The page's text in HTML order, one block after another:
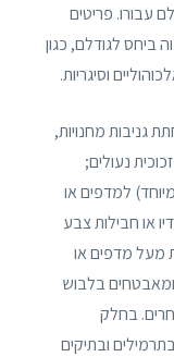
עבורו. פריטים
ביחס לגודלם, כגון
וסיגריות.
גניבות מחנויות,
נעולים;
למדפים או
או חבילות צבע
מעל מדפים או
ומאבטחים בלבוש
בחלק
ובתיקים